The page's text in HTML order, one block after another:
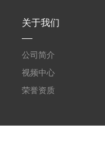
关于我们
公司简介
视频中心
荣誉资质